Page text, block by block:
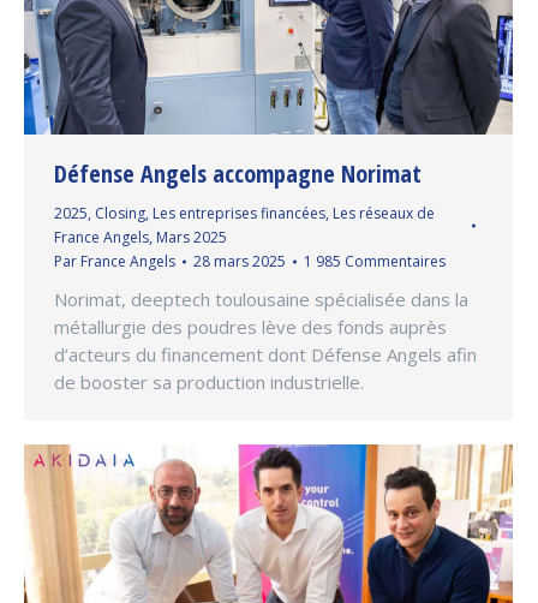
Défense Angels accompagne Norimat
2025, Closing, Les entreprises financées, Les réseaux de
France Angels, Mars 2025
Par France Angels 28 mars 2025 1 985 Commentaires
Norimat, deeptech toulousaine spécialisée dans la
métallurgie des poudres lève des fonds auprès
d’acteurs du financement dont Défense Angels afin
de booster sa production industrielle.